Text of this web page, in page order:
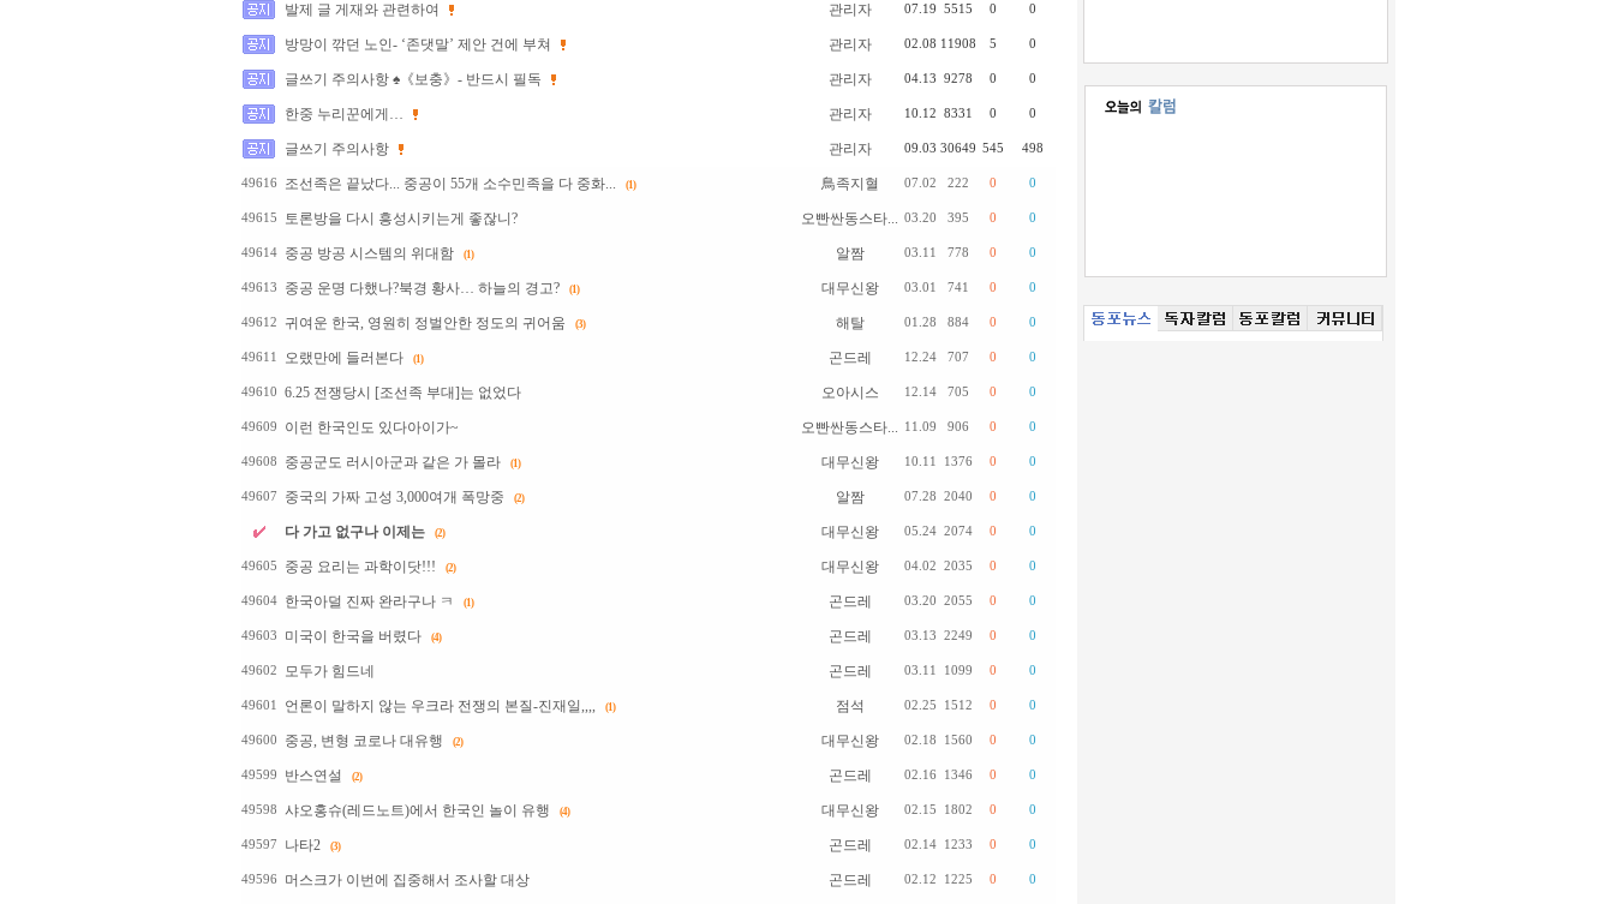
발제 글 게재와 관련하여 관리자 07.19 5515 0 0
방망이 깎던 노인- ‘존댓말’ 제안 건에 부쳐 관리자 02.08 11908 5 0
글쓰기 주의사항 ♠《보충》- 반드시 필독 관리자 04.13 9278 0 0
한중 누리꾼에게… 관리자 10.12 8331 0 0
글쓰기 주의사항 관리자 09.03 30649 545 498
49616 조선족은 끝났다... 중공이 55개 소수민족을 다 중화... (1) 鳥족지혈 07.02 222 0 0
49615 토론방을 다시 흥성시키는게 좋잖니? 오빤싼동스타... 03.20 395 0 0
49614 중공 방공 시스템의 위대함 (1) 알짬 03.11 778 0 0
49613 중공 운명 다했나?북경 황사… 하늘의 경고? (1) 대무신왕 03.01 741 0 0
49612 귀여운 한국, 영원히 정벌안한 정도의 귀어움 (3) 해탈 01.28 884 0 0
49611 오랬만에 들러본다 (1) 곤드레 12.24 707 0 0
49610 6.25 전쟁당시 [조선족 부대]는 없었다 오아시스 12.14 705 0 0
49609 이런 한국인도 있다아이가~ 오빤싼동스타... 11.09 906 0 0
49608 중공군도 러시아군과 같은 가 몰라 (1) 대무신왕 10.11 1376 0 0
49607 중국의 가짜 고성 3,000여개 폭망중 (2) 알짬 07.28 2040 0 0
다 가고 없구나 이제는 (2) 대무신왕 05.24 2074 0 0
49605 중공 요리는 과학이닷!!! (2) 대무신왕 04.02 2035 0 0
49604 한국아덜 진짜 완라구나 ㅋ (1) 곤드레 03.20 2055 0 0
49603 미국이 한국을 버렸다 (4) 곤드레 03.13 2249 0 0
49602 모두가 힘드네 곤드레 03.11 1099 0 0
49601 언론이 말하지 않는 우크라 전쟁의 본질-진재일,,,, (1) 점석 02.25 1512 0 0
49600 중공, 변형 코로나 대유행 (2) 대무신왕 02.18 1560 0 0
49599 반스연설 (2) 곤드레 02.16 1346 0 0
49598 샤오홍슈(레드노트)에서 한국인 놀이 유행 (4) 대무신왕 02.15 1802 0 0
49597 나타2 (3) 곤드레 02.14 1233 0 0
49596 머스크가 이번에 집중해서 조사할 대상 곤드레 02.12 1225 0 0